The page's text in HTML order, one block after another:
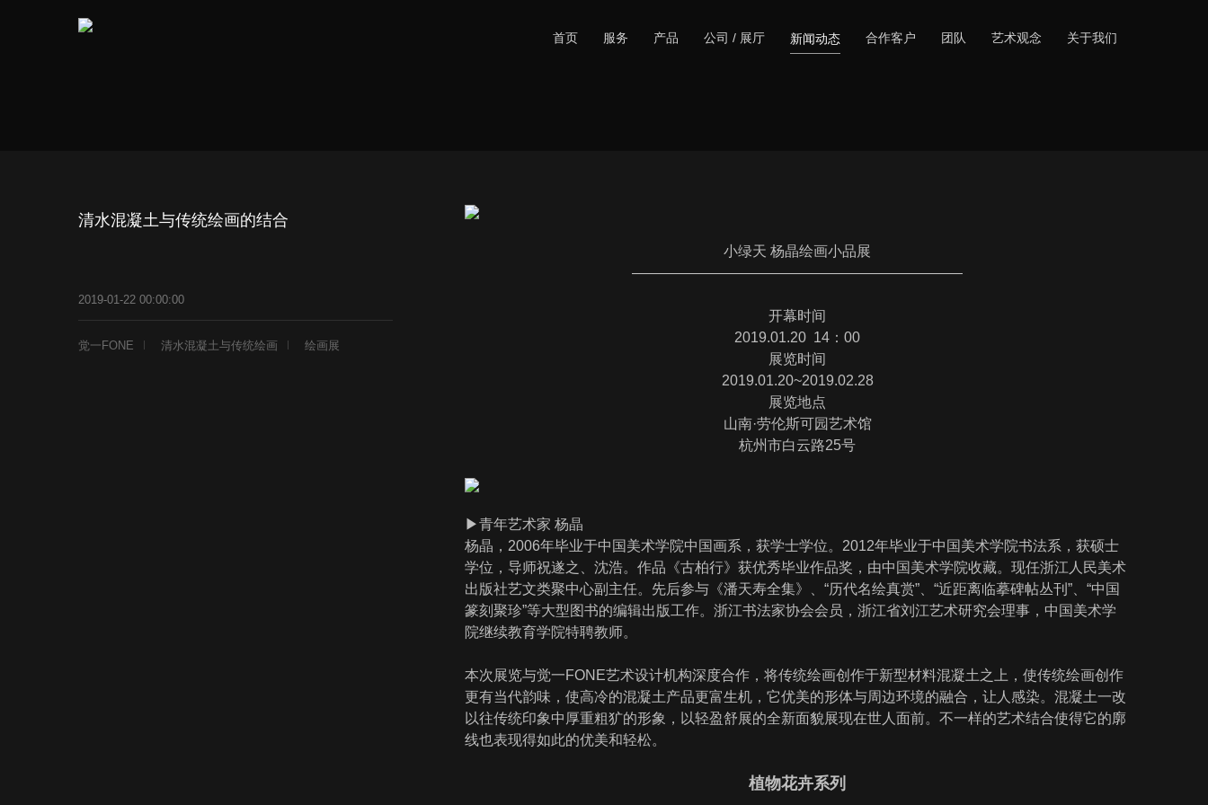
首页 服务 产品 公司 / 展厅 合作客户 团队 艺术观念 关于我们
清水混凝土与传统绘画的结合
2019-01-22 00:00:00
觉一FONE 清水混凝土与传统绘画 绘画展
小绿天 杨晶绘画小品展
———————————————————————
开幕时间
2019.01.20 14：00
展览时间
2019.01.20~2019.02.28
展览地点
山南·劳伦斯可园艺术馆
杭州市白云路25号
▶︎青年艺术家 杨晶
杨晶，2006年毕业于中国美术学院中国画系，获学士学位。2012年毕业于中国美术学院书法系，获硕士
学位，导师祝遂之、沈浩。作品《古柏行》获优秀毕业作品奖，由中国美术学院收藏。现任浙江人民美术
出版社艺文类聚中心副主任。先后参与《潘天寿全集》、“历代名绘真赏”、“近距离临摹碑帖丛刊”、“中国
篆刻聚珍”等大型图书的编辑出版工作。浙江书法家协会会员，浙江省刘江艺术研究会理事，中国美术学
院继续教育学院特聘教师。
本次展览与觉一FONE艺术设计机构深度合作，将传统绘画创作于新型材料混凝土之上，使传统绘画创作
更有当代韵味，使高冷的混凝土产品更富生机，它优美的形体与周边环境的融合，让人感染。混凝土一改
以往传统印象中厚重粗犷的形象，以轻盈舒展的全新面貌展现在世人面前。不一样的艺术结合使得它的廓
线也表现得如此的优美和轻松。
植物花卉系列